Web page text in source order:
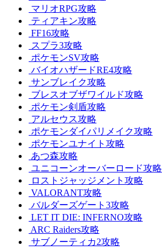
マリオRPG攻略
ティアキン攻略
FF16攻略
スプラ3攻略
ポケモンSV攻略
バイオハザードRE4攻略
サンブレイク攻略
ブレスオブザワイルド攻略
ポケモン剣盾攻略
アルセウス攻略
ポケモンダイパリメイク攻略
ポケモンユナイト攻略
あつ森攻略
ユニコーンオーバーロード攻略
ロストジャッジメント攻略
VALORANT攻略
バルダーズゲート3攻略
LET IT DIE: INFERNO攻略
ARC Raiders攻略
サブノーティカ2攻略